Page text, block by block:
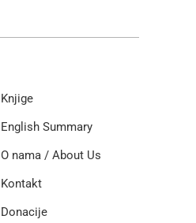
Knjige
English Summary
O nama / About Us
Kontakt
Donacije